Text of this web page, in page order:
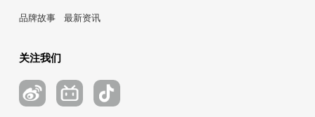
品牌故事 最新资讯
关注我们